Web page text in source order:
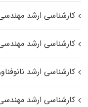
کارشناسی ارشد
کارشناسی ارشد
کارشناسی ارشد
کارشناسی ارشد